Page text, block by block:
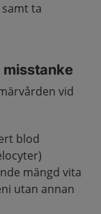
ta
vid
blod
mängd vita
utan annan